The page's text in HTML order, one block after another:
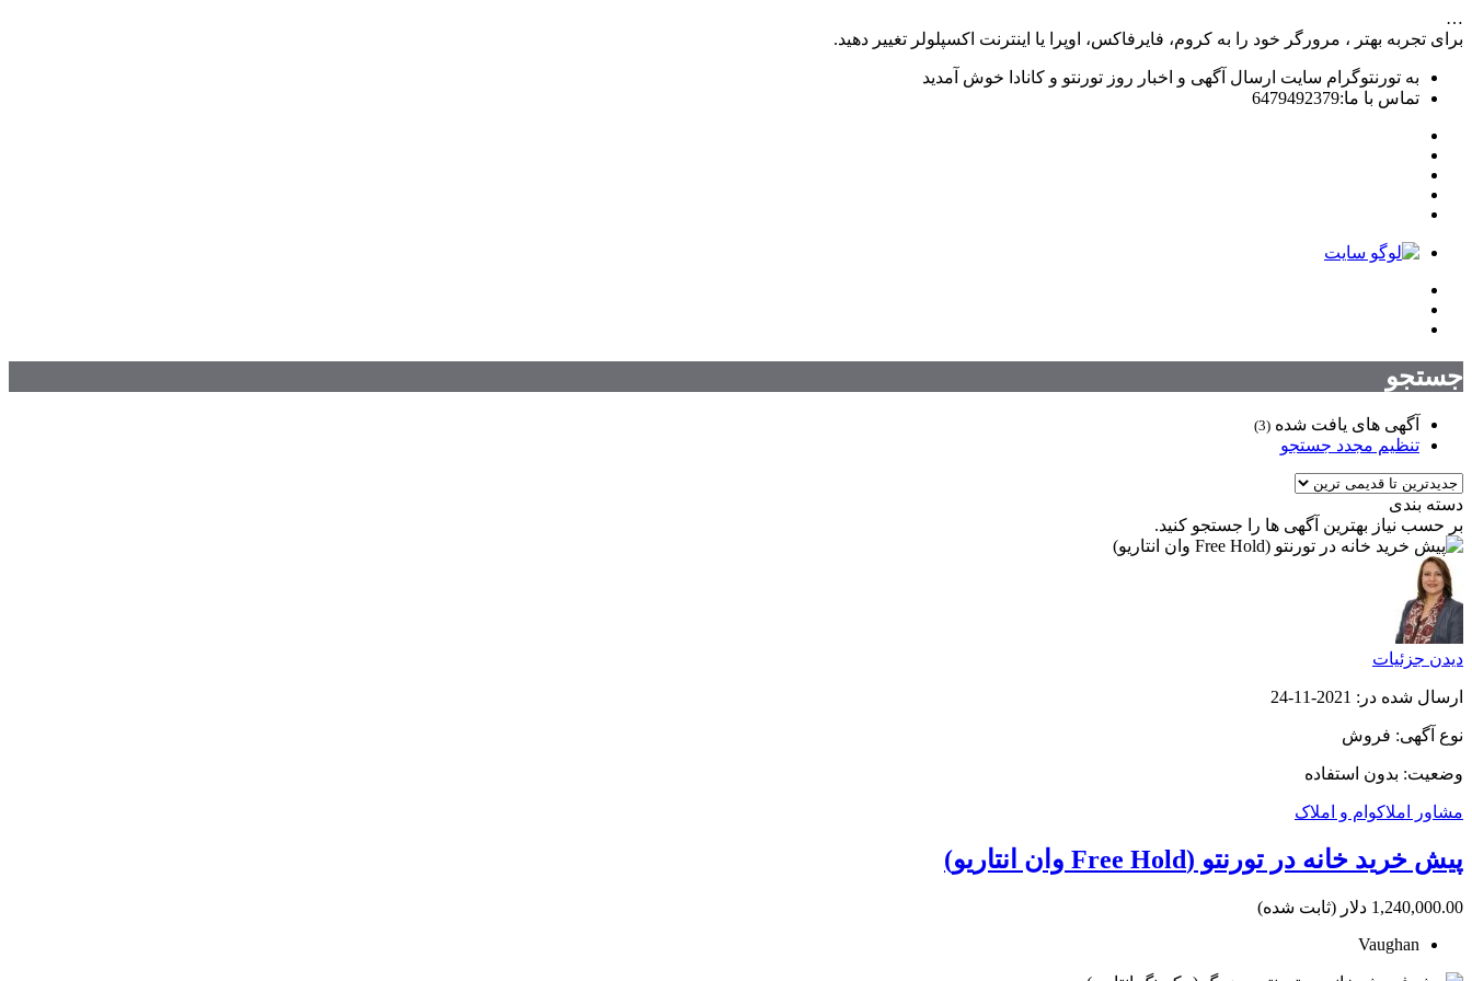
…
برای تجربه بهتر ، مرورگر خود را به کروم، فایرفاکس، اوپرا یا اینترنت اکسپلولر تغییر دهید.
به تورنتوگرام سایت ارسال آگهی و اخبار روز تورنتو و کانادا خوش آمدید
تماس با ما:6479492379
جستجو
آگهی های یافت شده (3)
تنظیم مجدد جستجو
دسته بندی
بر حسب نیاز بهترین آگهی ها را جستجو کنید.
دیدن جزئیات
ارسال شده در: 2021-11-24
نوع آگهی: فروش
وضعیت: بدون استفاده
مشاور املاکوام و املاک
پیش خرید خانه در تورنتو (Free Hold وان انتاریو)
1,240,000.00 دلار
(ثابت شده)
Vaughan